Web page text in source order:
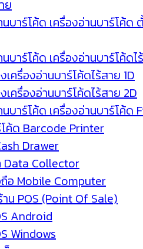
ย
บาร์โค้ด เครื่องอ่านบาร์โค้ด
บาร์โค้ด เครื่องอ่านบาร์โค้ดไ
เครื่องอ่านบาร์โค้ดไร้สาย 1D
เครื่องอ่านบาร์โค้ดไร้สาย 2D
บาร์โค้ด เครื่องอ่านบาร์โค้ด
ค้ด Barcode Printer
Drawer
Data Collector
อ Mobile Computer
น POS (Point Of Sale)
Android
Windows